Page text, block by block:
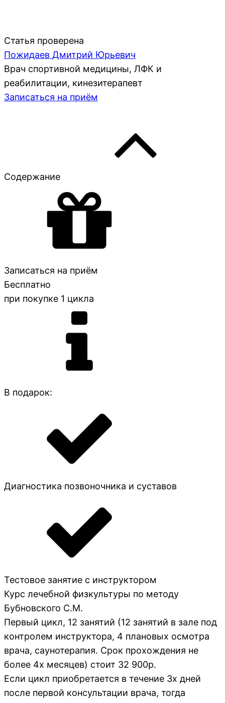
Статья проверена
Пожидаев Дмитрий Юрьевич
Врач спортивной медицины, ЛФК и
реабилитации, кинезитерапевт
Записаться на приём
Содержание
Записаться на приём
Бесплатно
при покупке 1 цикла
В подарок:
Диагностика позвоночника и суставов
Тестовое занятие с инструктором
Курс лечебной физкультуры по методу
Бубновского С.М.
Первый цикл, 12 занятий (12 занятий в зале под
контролем инструктора, 4 плановых осмотра
врача, саунотерапия. Срок прохождения не
более 4х месяцев) стоит 32 900р.
Если цикл приобретается в течение 3х дней
после первой консультации врача, тогда